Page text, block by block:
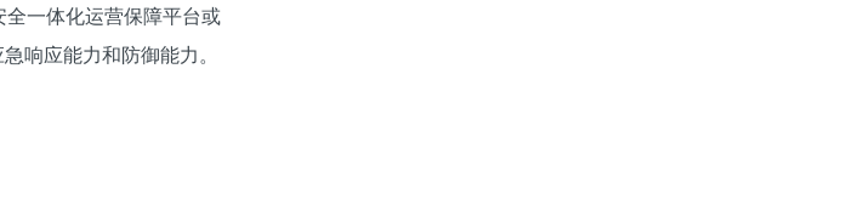
一体化运营保障平台或
响应能力和防御能力。